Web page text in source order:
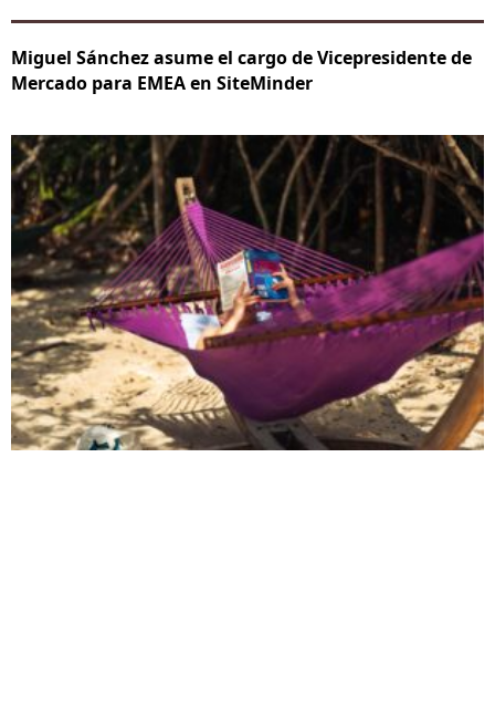
Miguel Sánchez asume el cargo de Vicepresidente de
Mercado para EMEA en SiteMinder